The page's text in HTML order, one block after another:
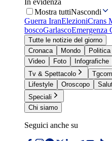
In evidenza
Mostra tuttiNascondi
Guerra IranElezioniCrans
boscoGarlascoEmergenza
Tutte le notizie del giorno
Cronaca
Mondo Politica
Video
Foto Infografiche
Tv & Spettacolo
Lifestyle
Oroscopo
Speciali
Chi siamo
Seguici anche su